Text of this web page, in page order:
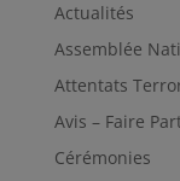
Actualités
Assemblée
Attentats
Avis – Faire
Cérémonies